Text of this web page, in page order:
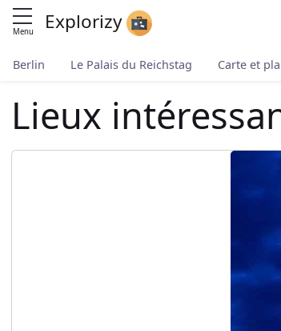
Menu Explorizy
Berlin Le Palais du Reichstag Carte et
Lieux